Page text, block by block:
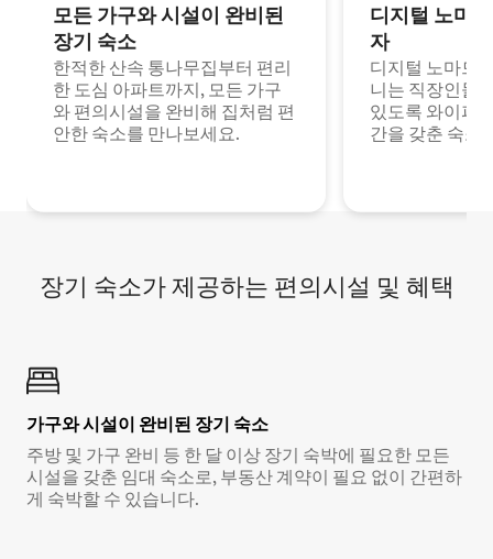
모든 가구와 시설이 완비된
장기 숙소
한적한 산속 통나무집부터 편리
한 도심 아파트까지, 모든 가구
와 편의시설을 완비해 집처럼 편
안한 숙소를 만나보세요.
디지털 노마
자
디지털 노마드
니는 직장인들
있도록 와이파
간을 갖춘 숙소
장기 숙소가 제공하는 편의시설 및 혜택
가구와 시설이 완비된 장기 숙소
주방 및 가구 완비 등 한 달 이상 장기 숙박에 필요한 모든
시설을 갖춘 임대 숙소로, 부동산 계약이 필요 없이 간편하
게 숙박할 수 있습니다.